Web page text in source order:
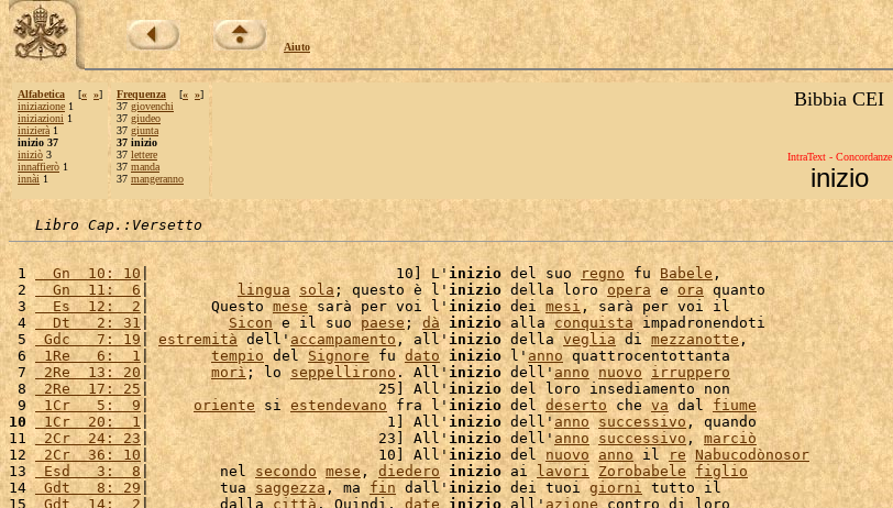
Aiuto
Alfabetica [« »]
iniziazione 1
iniziazioni 1
inizierà 1
inizio 37
iniziò 3
innaffierò 1
innài 1
Frequenza [« »]
37 giovenchi
37 giudeo
37 giunta
37 inizio
37 lettere
37 manda
37 mangeranno
Bibbia CEI
IntraText - Concordanze
inizio
Libro Cap.:Versetto
1
  Gn  10: 10
|                            10] L' inizio del suo regno fu Babele ,
2
  Gn  11:  6
| lingua sola ; questo è l' inizio della loro opera e ora quanto
3
  Es  12:  2
|       Questo mese sarà per voi l'inizio dei mesi , sarà per voi il
4
  Dt   2: 31
| Sicon e il suo paese ; dà inizio alla conquista impadronendoti
5 Gdc   7: 19 | estremità dell'accampamento , all' inizio della veglia di mezzanotte,
6 1Re   6:  1 | tempio del Signore fu dato inizio l' anno quattrocentottanta
7
2Re  13: 20| morì ; lo seppellirono . All' inizio dell' anno nuovo
irruppero
8 2Re  17: 25 |                          25] All'inizio del loro insediamento non
9 1Cr   5:  9| oriente si estendevano fra l' inizio del deserto che va dal fiume
10
1Cr  20:  1 |                           1] All' inizio dell'anno successivo , quando
11 2Cr  24: 23 |                          23] All' inizio dell' anno successivo , marciò
12
2Cr  36: 10 |                          10] All'inizio del nuovo anno il re Nabucodònosor
13
Esd   3:  8|        nel secondo mese, diedero inizio ai lavori Zorobabele figlio
14 Gdt   8: 29 |        tua saggezza , ma fin dall'inizio dei tuoi giorni tutto il
15 Gdt  14:  2 |        dalla città . Quindi, date inizio all' azione contro di loro